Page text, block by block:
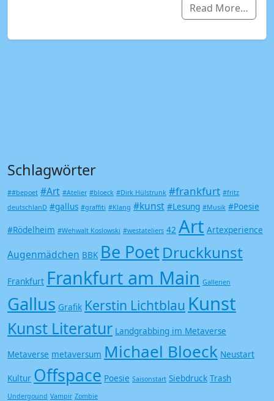
Read More…
Schlagwörter
##bepoet #Art #Atelier #bloeck #Dirk Hülstrunk #frankfurt #fritz
deutschlanD #gallus #graffiti #Klang #kunst #Lesung #Musik #Poesie
#Rödelheim #Wehwalt Koslowski #westateliers 42 Art Artexperience
Augenmädchen BBK Be Poet Druckkunst
Frankfurt Frankfurt am Main Gallerien
Gallus Grafik Kerstin Lichtblau Kunst
Kunst Literatur Landgrabbing im Metaverse
Metaverse metaversum Michael Bloeck Neustart
Kultur Offspace Poesie Saisonstart Siebdruck Trash
Undergound Vampir Zombie